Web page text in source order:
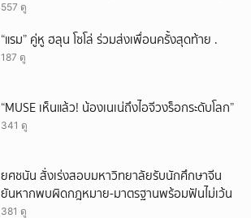
557 ดู
“แรม” คู่หู ฮลุน โซโล่ ร่วมส่งเพื่อนครั้งสุดท้าย .
187 ดู
“MUSE เห็นแล้ว! น้องเนเน่ถึงไอจีวงร็อกระดับโลก”
341 ดู
ยศชนัน สั่งเร่งสอบมหาวิทยาลัยรับนักศึกษาจีน
ยันหากพบผิดกฎหมาย-มาตรฐานพร้อมฟันไม่เว้น
381 ดู